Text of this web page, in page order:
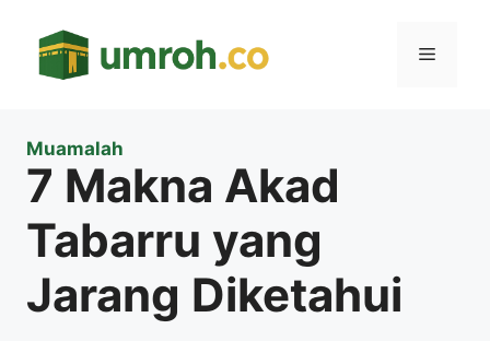
Menu
Muamalah
7 Makna Akad
Tabarru yang
Jarang Diketahui